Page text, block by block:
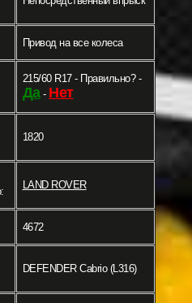
Привод на все колеса
215/60 R17 - Правильно? -
Да- Нет
1820
LAND ROVER
4672
DEFENDER Cabrio (L316)